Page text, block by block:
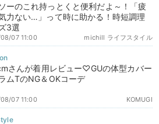
ーのこれ持っとくと便利だよ～！「疲
力ない…」って時に助かる！時短調理
3選
michill ライフスタイル
07 11:00
さんが着用レビュー♡GUの体型カバー
ムTのNG＆OKコーデ
KOMUGI
07 11:00